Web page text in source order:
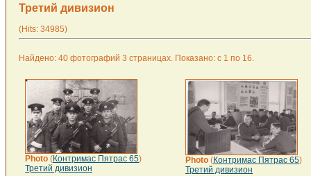
Третий дивизион
(Hits: 34985)
Найдено: 40 фотографий 3 страницах. Показано: с 1 по 16.
Photo (Контримас Пятрас 65)
Третий дивизион
Photo (Контримас Пятрас 65)
Третий дивизион